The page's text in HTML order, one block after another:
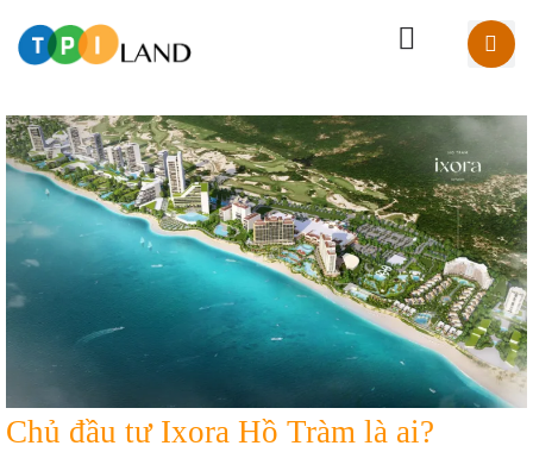
Chủ đầu tư Ixora Hồ Tràm là ai?